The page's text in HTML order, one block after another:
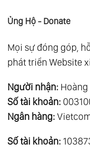
Ủng Hộ - Donate
Mọi sự đóng góp,
phát triển Website
Người nhận:
Số tài khoản:
Ngân hàng:
Số tài khoản: